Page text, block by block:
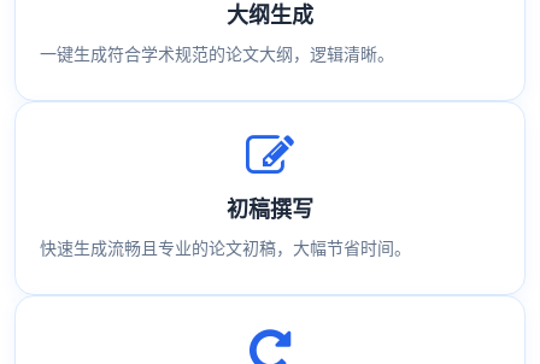
大纲生成
一键生成符合学术规范的论文大纲，逻辑清晰。
初稿撰写
快速生成流畅且专业的论文初稿，大幅节省时间。